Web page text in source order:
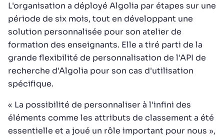
L'organisation a déployé Algolia par étapes sur une
période de six mois, tout en développant une
solution personnalisée pour son atelier de
formation des enseignants. Elle a tiré parti de la
grande flexibilité de personnalisation de l'API de
recherche d'Algolia pour son cas d'utilisation
spécifique.
« La possibilité de personnaliser à l'infini des
éléments comme les attributs de classement a été
essentielle et a joué un rôle important pour nous »,